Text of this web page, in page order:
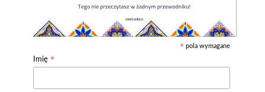
* pola wymagane
Imię *